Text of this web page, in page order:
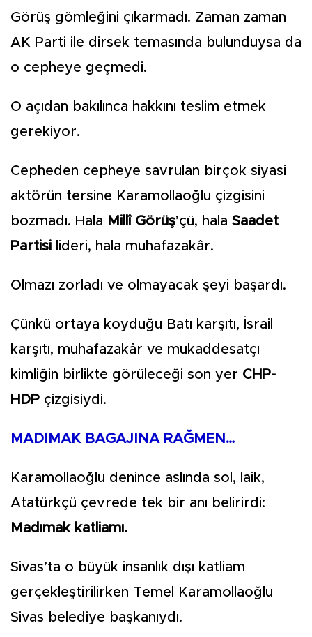
Görüş gömleğini çıkarmadı. Zaman zaman
AK Parti ile dirsek temasında bulunduysa da
o cepheye geçmedi.
O açıdan bakılınca hakkını teslim etmek
gerekiyor.
Cepheden cepheye savrulan birçok siyasi
aktörün tersine Karamollaoğlu çizgisini
bozmadı. Hala Millî Görüş’çü, hala Saadet
Partisi lideri, hala muhafazakâr.
Olmazı zorladı ve olmayacak şeyi başardı.
Çünkü ortaya koyduğu Batı karşıtı, İsrail
karşıtı, muhafazakâr ve mukaddesatçı
kimliğin birlikte görüleceği son yer CHP-
HDP çizgisiydi.
MADIMAK BAGAJINA RAĞMEN…
Karamollaoğlu denince aslında sol, laik,
Atatürkçü çevrede tek bir anı belirirdi:
Madımak katliamı.
Sivas’ta o büyük insanlık dışı katliam
gerçekleştirilirken Temel Karamollaoğlu
Sivas belediye başkanıydı.